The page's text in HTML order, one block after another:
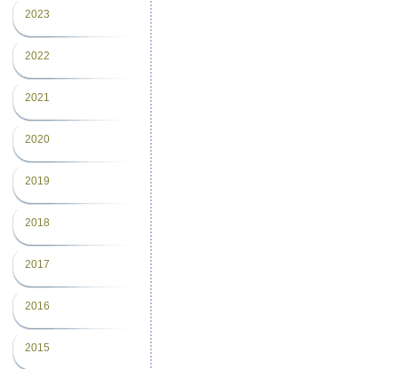
2023
2022
2021
2020
2019
2018
2017
2016
2015